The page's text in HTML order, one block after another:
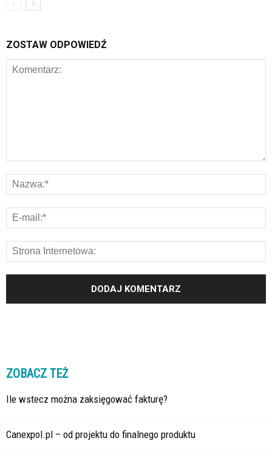
ZOSTAW ODPOWIEDŹ
ZOBACZ TEŻ
Ile wstecz można zaksięgować fakturę?
Canexpol.pl – od projektu do finalnego produktu